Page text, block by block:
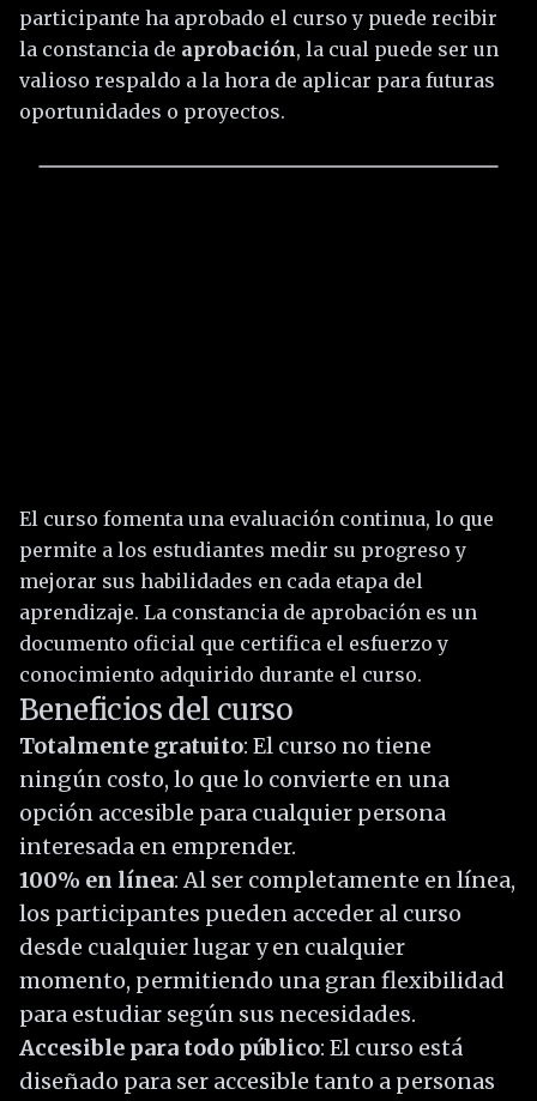
participante ha aprobado el curso y puede recibir
la constancia de aprobación, la cual puede ser un
valioso respaldo a la hora de aplicar para futuras
oportunidades o proyectos.
El curso fomenta una evaluación continua, lo que
permite a los estudiantes medir su progreso y
mejorar sus habilidades en cada etapa del
aprendizaje. La constancia de aprobación es un
documento oficial que certifica el esfuerzo y
conocimiento adquirido durante el curso.
Beneficios del curso
Totalmente gratuito: El curso no tiene
ningún costo, lo que lo convierte en una
opción accesible para cualquier persona
interesada en emprender.
100% en línea: Al ser completamente en línea,
los participantes pueden acceder al curso
desde cualquier lugar y en cualquier
momento, permitiendo una gran flexibilidad
para estudiar según sus necesidades.
Accesible para todo público: El curso está
diseñado para ser accesible tanto a personas